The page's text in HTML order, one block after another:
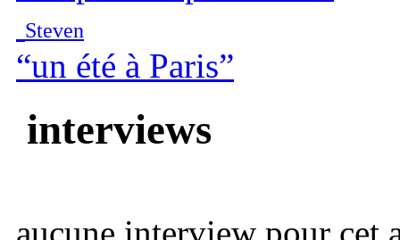
Steven
“un été à Paris”
interviews